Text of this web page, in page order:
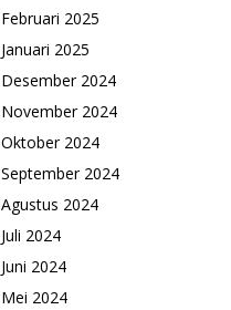
Februari 2025
Januari 2025
Desember 2024
November 2024
Oktober 2024
September 2024
Agustus 2024
Juli 2024
Juni 2024
Mei 2024